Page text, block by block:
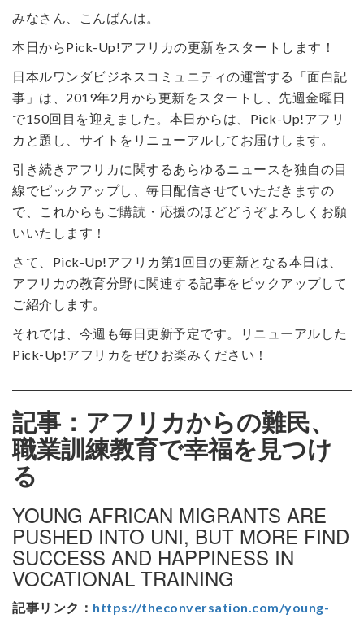
みなさん、こんばんは。
本日からPick-Up!アフリカの更新をスタートします！
日本ルワンダビジネスコミュニティの運営する「面白記
事」は、2019年2月から更新をスタートし、先週金曜日
で150回目を迎えました。本日からは、Pick-Up!アフリ
カと題し、サイトをリニューアルしてお届けします。
引き続きアフリカに関するあらゆるニュースを独自の目
線でピックアップし、毎日配信させていただきますの
で、これからもご購読・応援のほどどうぞよろしくお願
いいたします！
さて、Pick-Up!アフリカ第1回目の更新となる本日は、
アフリカの教育分野に関連する記事をピックアップして
ご紹介します。
それでは、今週も毎日更新予定です。リニューアルした
Pick-Up!アフリカをぜひお楽みください！
記事：アフリカからの難民、
職業訓練教育で幸福を見つけ
る
YOUNG AFRICAN MIGRANTS ARE
PUSHED INTO UNI, BUT MORE FIND
SUCCESS AND HAPPINESS IN
VOCATIONAL TRAINING
記事リンク： https://theconversation.com/young-